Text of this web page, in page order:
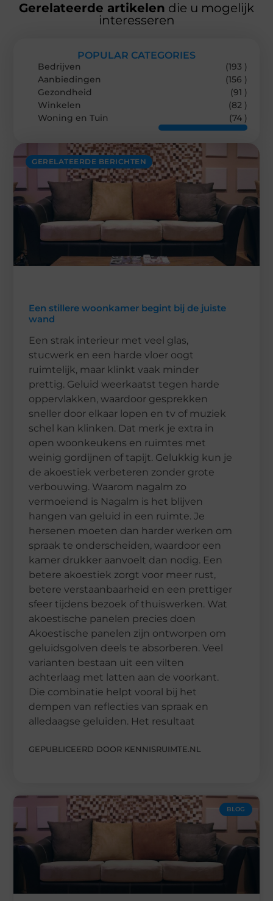
Gerelateerde artikelen die u mogelijk
interesseren
GERELATEERDE BERICHTEN
Een stillere woonkamer begint bij de juiste
wand
Een strak interieur met veel glas,
stucwerk en een harde vloer oogt
ruimtelijk, maar klinkt vaak minder
prettig. Geluid weerkaatst tegen harde
oppervlakken, waardoor gesprekken
sneller door elkaar lopen en tv of muziek
schel kan klinken. Dat merk je extra in
open woonkeukens en ruimtes met
weinig gordijnen of tapijt. Gelukkig kun je
de akoestiek verbeteren zonder grote
verbouwing. Waarom nagalm zo
vermoeiend is Nagalm is het blijven
hangen van geluid in een ruimte. Je
hersenen moeten dan harder werken om
spraak te onderscheiden, waardoor een
kamer drukker aanvoelt dan nodig. Een
betere akoestiek zorgt voor meer rust,
betere verstaanbaarheid en een prettiger
sfeer tijdens bezoek of thuiswerken. Wat
akoestische panelen precies doen
Akoestische panelen zijn ontworpen om
geluidsgolven deels te absorberen. Veel
varianten bestaan uit een vilten
achterlaag met latten aan de voorkant.
Die combinatie helpt vooral bij het
dempen van reflecties van spraak en
alledaagse geluiden. Het resultaat
GEPUBLICEERD DOOR KENNISRUIMTE.NL
POPULAR CATEGORIES
Bedrijven
(193 )
Aanbiedingen
(156 )
Gezondheid
(91 )
Winkelen
(82 )
Woning en Tuin
(74 )
BLOG